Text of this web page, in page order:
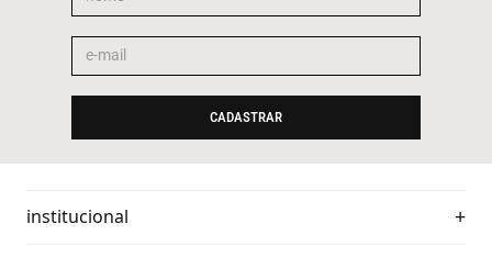
CADASTRAR
institucional